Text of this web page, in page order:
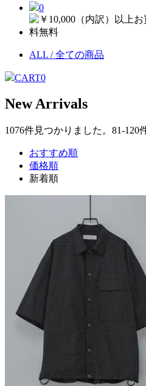
0
ALL / 全ての商品
CART0
New Arrivals
1076件見つかりました。81-120
おすすめ順
価格順
新着順